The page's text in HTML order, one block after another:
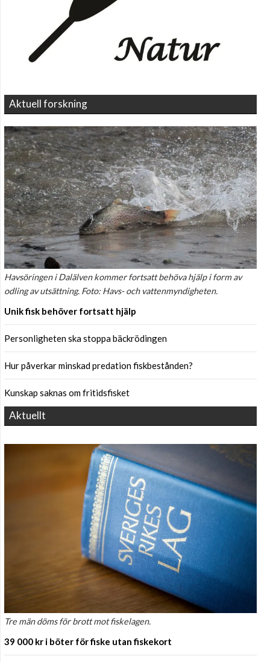
Aktuell forskning
Havsöringen i Dalälven kommer fortsatt behöva hjälp i form av
odling av utsättning. Foto: Havs- och vattenmyndigheten.
Unik fisk behöver fortsatt hjälp
Personligheten ska stoppa bäckrödingen
Hur påverkar minskad predation fiskbestånden?
Kunskap saknas om fritidsfisket
Aktuellt
Tre män döms för brott mot fiskelagen.
39 000 kr i böter för fiske utan fiskekort